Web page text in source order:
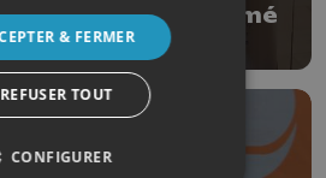
Huy renommé
Mitchell"
& FERMER
REFUSER TOUT
CONFIGURER